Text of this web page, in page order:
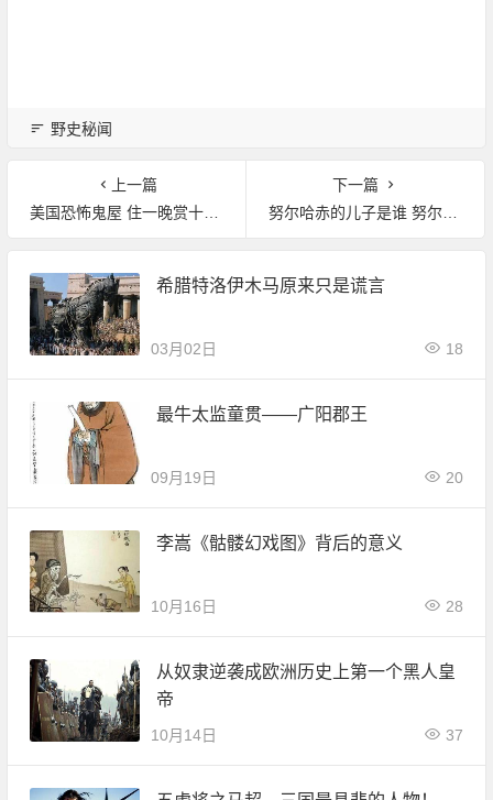
野史秘闻
上一篇
美国恐怖鬼屋 住一晚赏十万！
下一篇
努尔哈赤的儿子是谁 努尔哈赤杀子的真实原因
希腊特洛伊木马原来只是谎言
03月02日 18
最牛太监童贯——广阳郡王
09月19日 20
李嵩《骷髅幻戏图》背后的意义
10月16日 28
从奴隶逆袭成欧洲历史上第一个黑人皇
帝
10月14日 37